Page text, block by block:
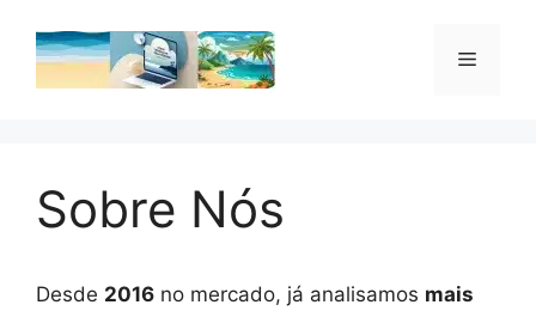
para
Menu
Sobre Nós
Desde 2016 no mercado, já analisamos mais